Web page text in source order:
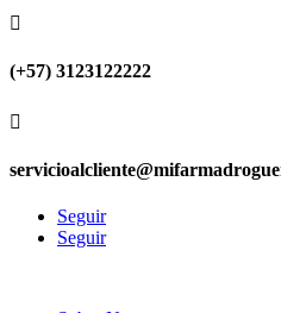

(+57) 3123122222

Seguir
Seguir